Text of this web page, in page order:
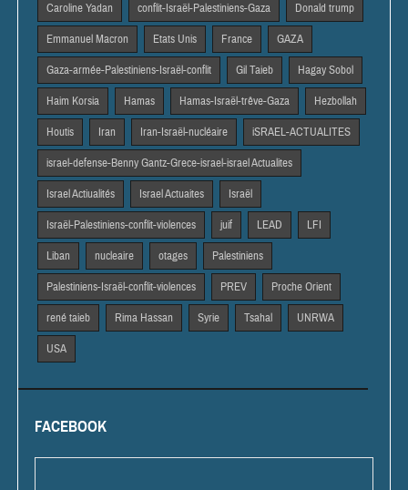
Caroline Yadan conflit-Israël-Palestiniens-Gaza Donald trump
Emmanuel Macron Etats Unis France GAZA
Gaza-armée-Palestiniens-Israël-conflit Gil Taieb Hagay Sobol
Haim Korsia Hamas Hamas-Israël-trêve-Gaza Hezbollah
Houtis Iran Iran-Israël-nucléaire iSRAEL-ACTUALITES
israel-defense-Benny Gantz-Grece-israel-israel Actualites
Israel Actiualités Israel Actuaites Israël
Israël-Palestiniens-conflit-violences juif LEAD LFI
Liban nucleaire otages Palestiniens
Palestiniens-Israël-conflit-violences PREV Proche Orient
rené taieb Rima Hassan Syrie Tsahal UNRWA
USA
FACEBOOK